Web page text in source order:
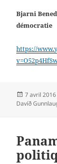
Bjarni
démocratie
https://
Publié
le
7 avril 2016
Davíð